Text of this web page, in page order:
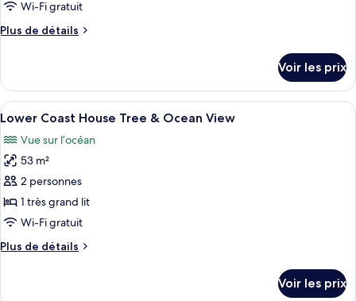
chambre :
House
Wi-Fi gratuit
Plus de détails
Plus
le
type
de
Lower
Mountain
Voir les prix
Afficher
toutes
les
photos
pour
ce
type
chambre :
Une chambre à coucher moderne
7
Lower Coast House Tree & Ocean View
Vue sur l’océan
53 m²
2 personnes
1 très grand lit
Wi-Fi gratuit
Plus de détails
Plus
Voir les prix